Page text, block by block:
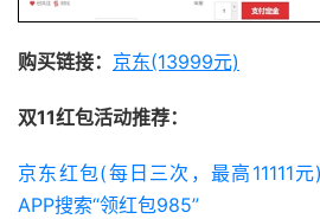
购买链接： 京东(13999元)
双11红包活动推荐：
京东红包(每日三次，最高11111
APP搜索“领红包985”